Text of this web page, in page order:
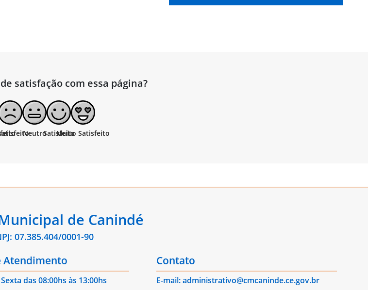
satisfação com essa página?
de Canindé
07.385.404/0001-90
Atendimento
das 08:00hs às 13:00hs
Contato
E-mail: administrativo@cmcaninde.ce.gov.br